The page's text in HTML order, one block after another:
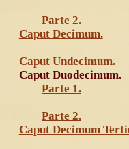
Parte 2.
Caput Decimum.
Caput Undecimum.
Caput Duodecimum.
Parte 1.
Parte 2.
Caput Decimum